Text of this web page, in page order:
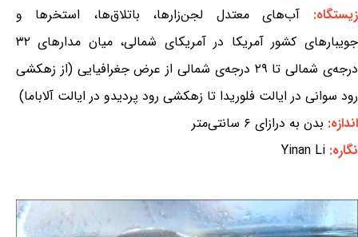
زیستگاه: آب‌های معتدل لجن‌زارها، باتلاق‌ها، استخرها و
جویبارهای کشور آمریکا در آمریکای شمالی، میان مدارهای ۳۲
درجه‌ی شمالی تا ۲۹ درجه‌ی شمالی از عرض جغرافیایی (از زهکشی
رود سوانی در ایالت فلوریدا تا زهکشی رود پردیدو در ایالت آلاباما)
اندازه: بدن به درازای ۶ سانتی‌متر
نگاره: Yinan Li